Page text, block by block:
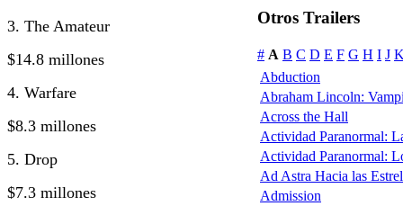
3. The Amateur
$14.8 millones
4. Warfare
$8.3 millones
5. Drop
$7.3 millones
Otros Trailers
# A B C D E F G H I J
Abduction
Abraham Lincoln:
Across the Hall
Actividad Paranormal:
Actividad Paranormal:
Ad Astra Hacia las
Admission